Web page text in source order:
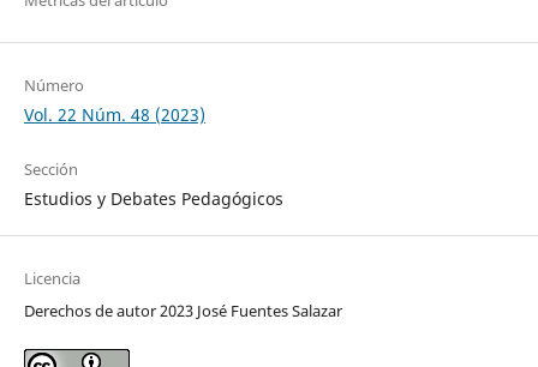
Número
Vol. 22 Núm. 48 (2023)
Sección
Estudios y Debates Pedagógicos
Licencia
Derechos de autor 2023 José Fuentes Salazar